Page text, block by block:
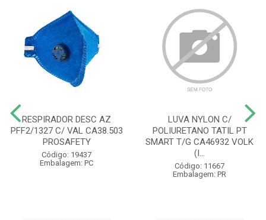
RESPIRADOR DESC AZ
PFF2/1327 C/ VAL CA38.503
PROSAFETY
Código: 19437
Embalagem: PC
LUVA NYLON C/
POLIURETANO TATIL PT
SMART T/G CA46932 VOLK
(I...
Código: 11667
Embalagem: PR